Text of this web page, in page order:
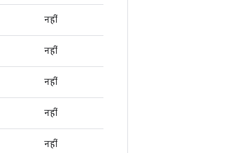
नहीं
नहीं
नहीं
नहीं
नहीं